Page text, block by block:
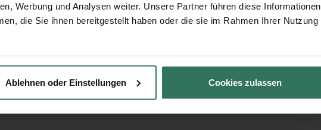
Werbung und Analysen weiter. Unsere Partner führen diese Informationen
die Sie ihnen bereitgestellt haben oder die sie im Rahmen Ihrer Nutzung
Ablehnen oder Einstellungen Cookies zulassen